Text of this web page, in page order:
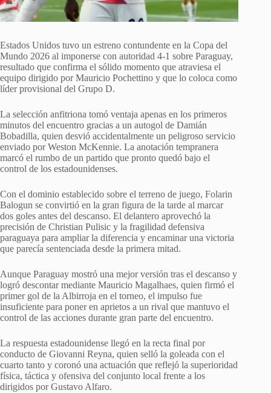
Estados Unidos tuvo un estreno contundente en la Copa del
Mundo 2026 al imponerse con autoridad 4-1 sobre Paraguay,
resultado que confirma el sólido momento que atraviesa el
equipo dirigido por Mauricio Pochettino y que lo coloca como
líder provisional del Grupo D.
La selección anfitriona tomó ventaja apenas en los primeros
minutos del encuentro gracias a un autogol de Damián
Bobadilla, quien desvió accidentalmente un peligroso servicio
enviado por Weston McKennie. La anotación tempranera
marcó el rumbo de un partido que pronto quedó bajo el
control de los estadounidenses.
Con el dominio establecido sobre el terreno de juego, Folarin
Balogun se convirtió en la gran figura de la tarde al marcar
dos goles antes del descanso. El delantero aprovechó la
precisión de Christian Pulisic y la fragilidad defensiva
paraguaya para ampliar la diferencia y encaminar una victoria
que parecía sentenciada desde la primera mitad.
Aunque Paraguay mostró una mejor versión tras el descanso y
logró descontar mediante Mauricio Magalhaes, quien firmó el
primer gol de la Albirroja en el torneo, el impulso fue
insuficiente para poner en aprietos a un rival que mantuvo el
control de las acciones durante gran parte del encuentro.
La respuesta estadounidense llegó en la recta final por
conducto de Giovanni Reyna, quien selló la goleada con el
cuarto tanto y coronó una actuación que reflejó la superioridad
física, táctica y ofensiva del conjunto local frente a los
dirigidos por Gustavo Alfaro.